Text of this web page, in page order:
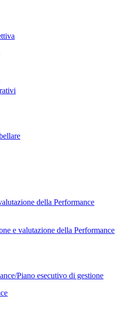
della Performance
e valutazione della Performance
Piano esecutivo di gestione